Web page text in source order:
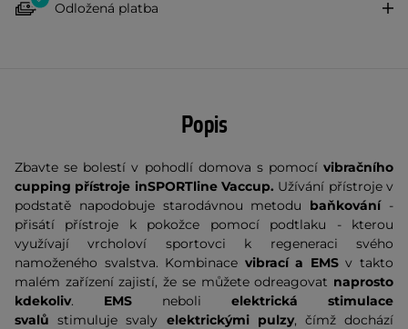
Odložená platba
Popis
Zbavte se bolestí v pohodlí domova s pomocí vibračního
cupping přístroje inSPORTline Vaccup. Užívání přístroje v
podstatě napodobuje starodávnou metodu baňkování -
přisátí přístroje k pokožce pomocí podtlaku - kterou
využívají vrcholoví sportovci k regeneraci svého
namoženého svalstva. Kombinace vibrací a EMSv takto
malém zařízení zajistí, že se můžete odreagovat naprosto
kdekoliv. EMS neboli elektrická stimulace
svalů stimuluje svaly elektrickými pulzy, čímž dochází